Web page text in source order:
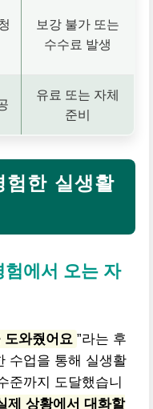
보강 불가 또는
수수료 발생
유료 또는 자체
준비
험한 실생활
에서 오는 자
도와줬어요 ”라는 후
수업을 통해 실생활
준까지 도달했습니
제 상황에서 대화할